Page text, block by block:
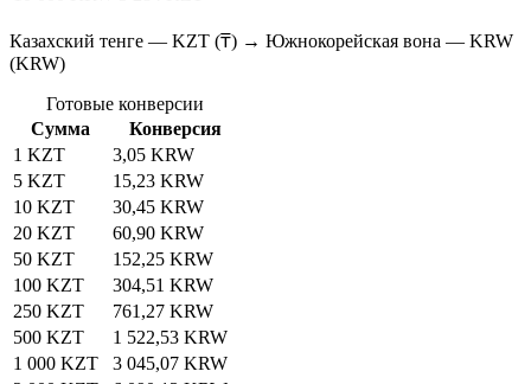
Казахский тенге — KZT (₸) → Южнокорейская вона — KRW
(KRW)
Готовые конверсии
Сумма
Конверсия
1 KZT
3,05 KRW
5 KZT
15,23 KRW
10 KZT
30,45 KRW
20 KZT
60,90 KRW
50 KZT
152,25 KRW
100 KZT
304,51 KRW
250 KZT
761,27 KRW
500 KZT
1 522,53 KRW
1 000 KZT
3 045,07 KRW